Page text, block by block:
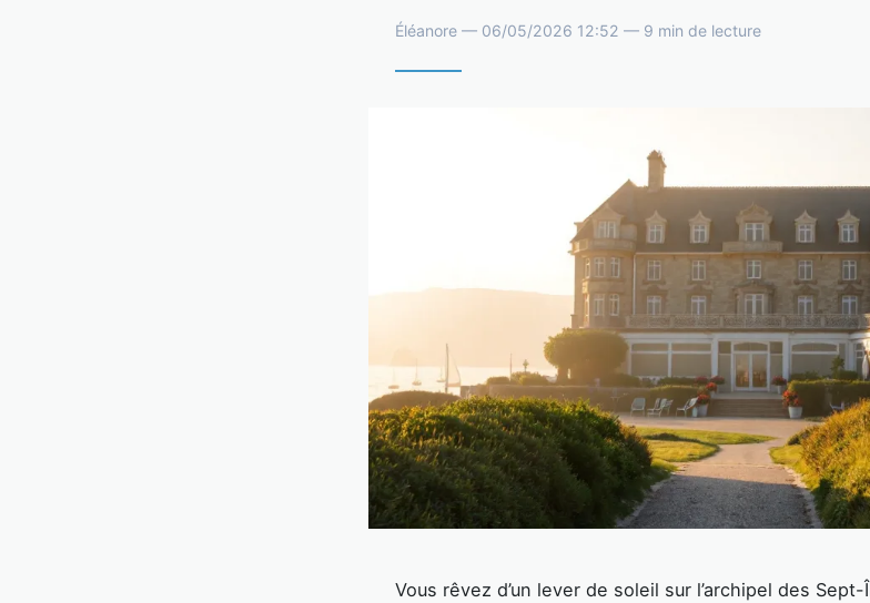
Éléanore — 06/05/2026 12:52 — 9 min de lecture
Vous rêvez d’un lever de soleil sur l’archipel des